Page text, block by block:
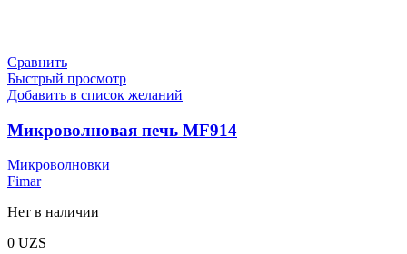
Сравнить
Быстрый просмотр
Добавить в список желаний
Микроволновая печь MF914
Микроволновки
Fimar
Нет в наличии
0 UZS